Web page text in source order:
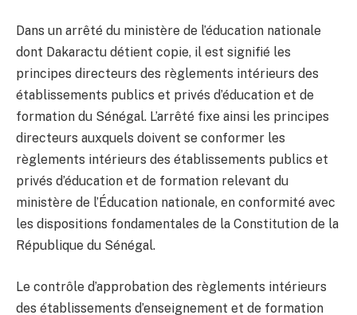
Dans un arrêté du ministère de l’éducation nationale
dont Dakaractu détient copie, il est signifié les
principes directeurs des règlements intérieurs des
établissements publics et privés d’éducation et de
formation du Sénégal. L’arrêté fixe ainsi les principes
directeurs auxquels doivent se conformer les
règlements intérieurs des établissements publics et
privés d’éducation et de formation relevant du
ministère de l’Éducation nationale, en conformité avec
les dispositions fondamentales de la Constitution de la
République du Sénégal.
Le contrôle d’approbation des règlements intérieurs
des établissements d’enseignement et de formation